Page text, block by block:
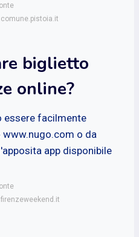
biglietto
online?
essere facilmente
o da
app disponibile